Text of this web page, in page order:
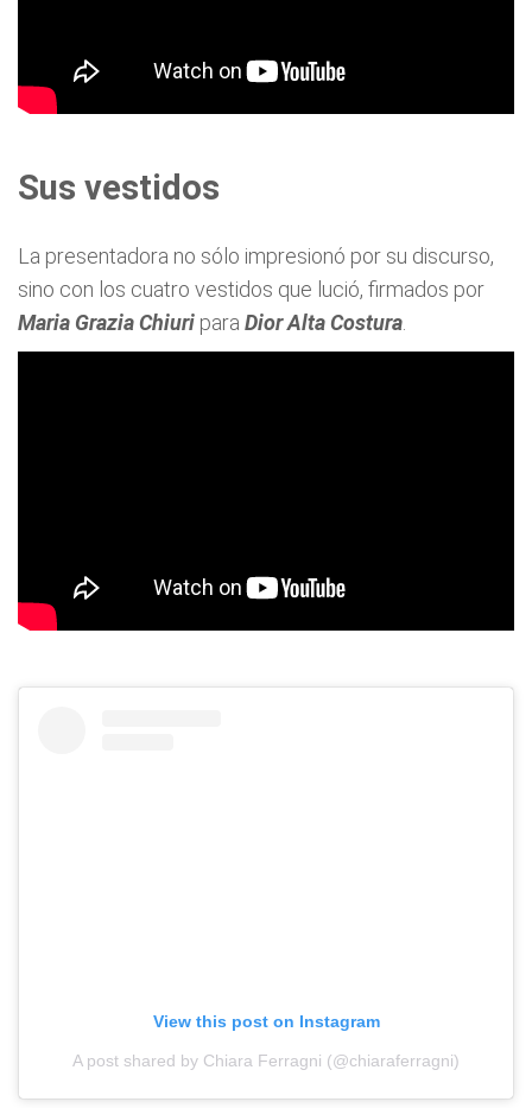
Sus vestidos
La presentadora no sólo impresionó por su discurso,
sino con los cuatro vestidos que lució, firmados por
Maria Grazia Chiuri para Dior Alta Costura.
View this post on Instagram
A post shared by Chiara Ferragni (@chiaraferragni)